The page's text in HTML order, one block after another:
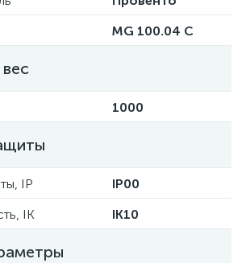
MG 100.04 C
1000
IP
IP00
IK
IK10